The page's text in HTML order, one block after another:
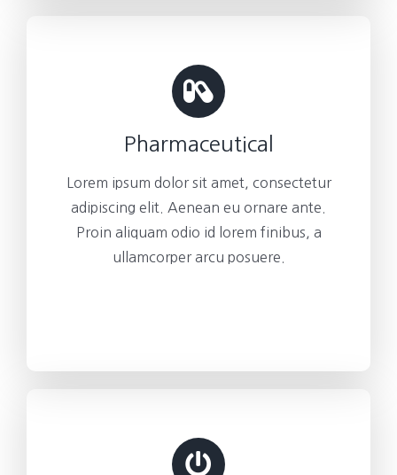
Pharmaceutical
Lorem ipsum dolor sit amet, consectetur
adipiscing elit. Aenean eu ornare ante.
Proin aliquam odio id lorem finibus, a
ullamcorper arcu posuere.